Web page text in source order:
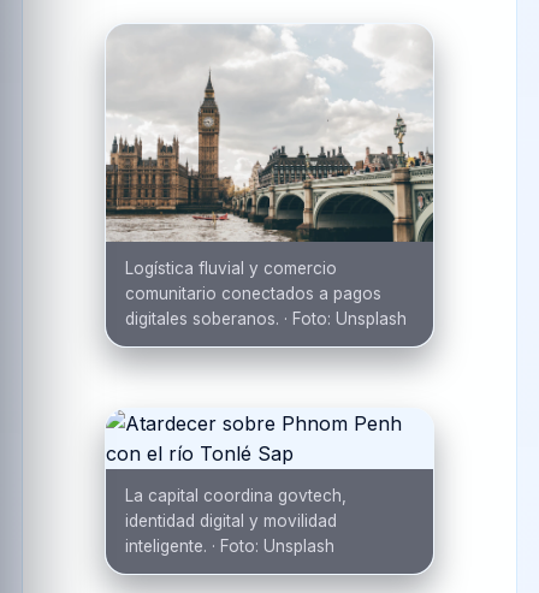
Logística fluvial y comercio
comunitario conectados a pagos
digitales soberanos. · Foto: Unsplash
La capital coordina govtech,
identidad digital y movilidad
inteligente. · Foto: Unsplash